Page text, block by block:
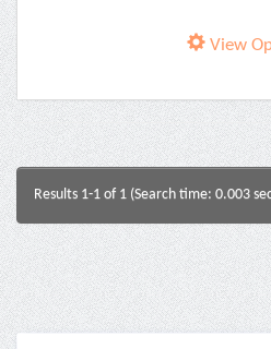
View
Results 1-1 of 1 (Search time: 0.003